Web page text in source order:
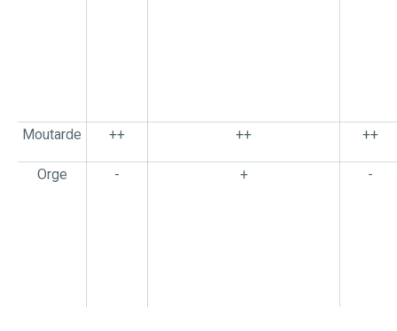
Moutarde ++ ++ ++
Orge - + -